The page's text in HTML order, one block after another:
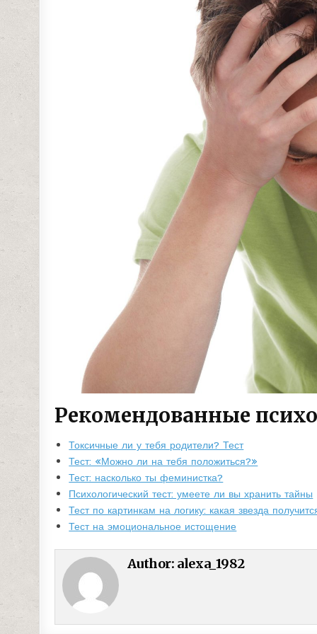
Рекомендованные
Токсичные ли у тебя родители? Тест
Тест: «Можно ли на тебя положиться?»
Тест: насколько ты феминистка?
Психологический тест: умеете ли вы хранить тайны
Тест по картинкам на логику: какая звезда
Тест на эмоциональное истощение
Author: alexa_1982